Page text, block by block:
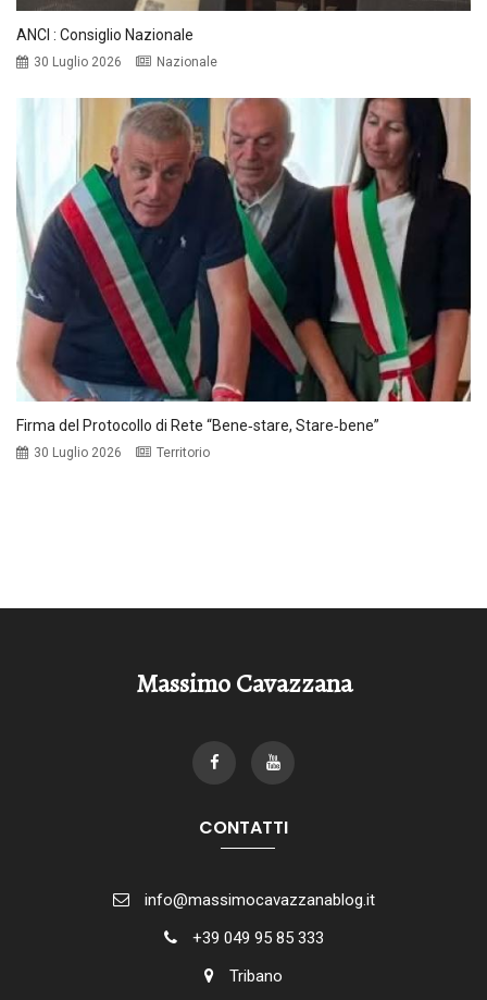
ANCI : Consiglio Nazionale
30 Luglio 2026 Nazionale
Firma del Protocollo di Rete “Bene‑stare, Stare‑bene”
30 Luglio 2026 Territorio
Massimo Cavazzana
CONTATTI
info@massimocavazzanablog.it
+39 049 95 85 333
Tribano